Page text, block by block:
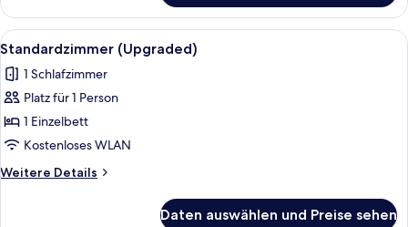
1 King-
Bett,
barrierefrei,
(Communications,
Mobility)
Alle
Fotos
für
Standardzimmer
(Upgraded)
anzeigen
Ein Hotelzimmer mit einem großen
3
Standardzimmer (Upgraded)
1 Schlafzimmer
Platz für 1 Person
1 Einzelbett
Kostenloses WLAN
Weitere Details
Weitere
Daten auswählen und Preise sehen